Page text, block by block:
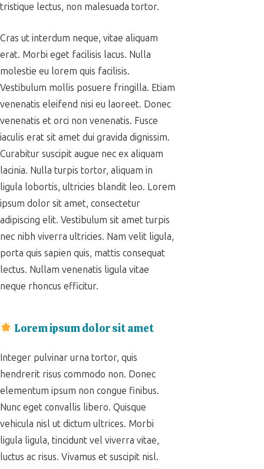
tristique lectus, non malesuada tortor.
Cras ut interdum neque, vitae aliquam
erat. Morbi eget facilisis lacus. Nulla
molestie eu lorem quis facilisis.
Vestibulum mollis posuere fringilla. Etiam
venenatis eleifend nisi eu laoreet. Donec
venenatis et orci non venenatis. Fusce
iaculis erat sit amet dui gravida dignissim.
Curabitur suscipit augue nec ex aliquam
lacinia. Nulla turpis tortor, aliquam in
ligula lobortis, ultricies blandit leo. Lorem
ipsum dolor sit amet, consectetur
adipiscing elit. Vestibulum sit amet turpis
nec nibh viverra ultricies. Nam velit ligula,
porta quis sapien quis, mattis consequat
lectus. Nullam venenatis ligula vitae
neque rhoncus efficitur.
Lorem ipsum dolor sit amet
Integer pulvinar urna tortor, quis
hendrerit risus commodo non. Donec
elementum ipsum non congue finibus.
Nunc eget convallis libero. Quisque
vehicula nisl ut dictum ultrices. Morbi
ligula ligula, tincidunt vel viverra vitae,
luctus ac risus. Vivamus et suscipit nisl.